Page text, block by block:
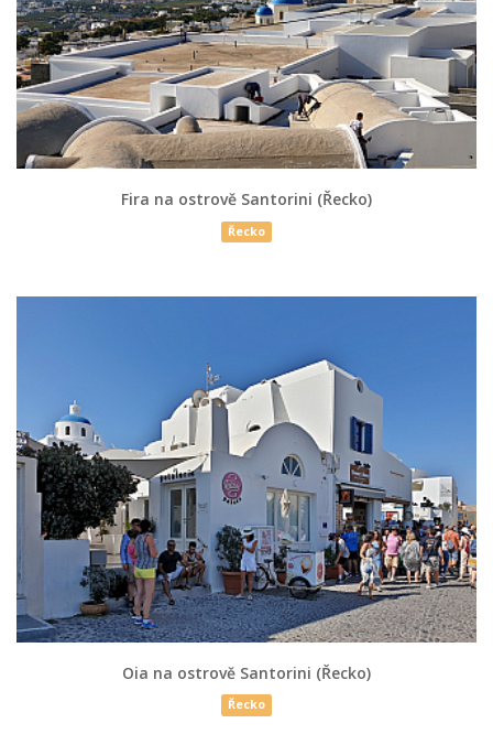
Fira na ostrově Santorini (Řecko)
Řecko
Oia na ostrově Santorini (Řecko)
Řecko